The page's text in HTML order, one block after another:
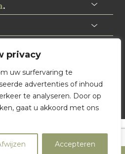
privacy
uw surfervaring te
advertenties of inhoud
te analyseren. Door op
gaat u akkoord met ons
Accepteren
.
Website ontwerp & realisatie:
BV Almere